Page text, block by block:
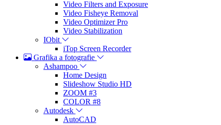
Video Filters and Exposure
Video Fisheye Removal
Video Optimizer Pro
Video Stabilization
IObit
iTop Screen Recorder
Grafika a fotografie
Ashampoo
Home Design
Slideshow Studio HD
ZOOM #3
COLOR #8
Autodesk
AutoCAD